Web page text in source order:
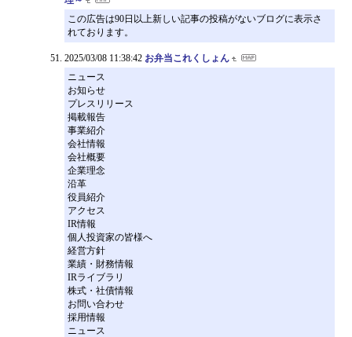
この広告は90日以上新しい記事の投稿がないブログに表示さ
れております。
2025/03/08 11:38:42 お弁当これくしょん
ニュース
お知らせ
プレスリリース
掲載報告
事業紹介
会社情報
会社概要
企業理念
沿革
役員紹介
アクセス
IR情報
個人投資家の皆様へ
経営方針
業績・財務情報
IRライブラリ
株式・社債情報
お問い合わせ
採用情報
ニュース